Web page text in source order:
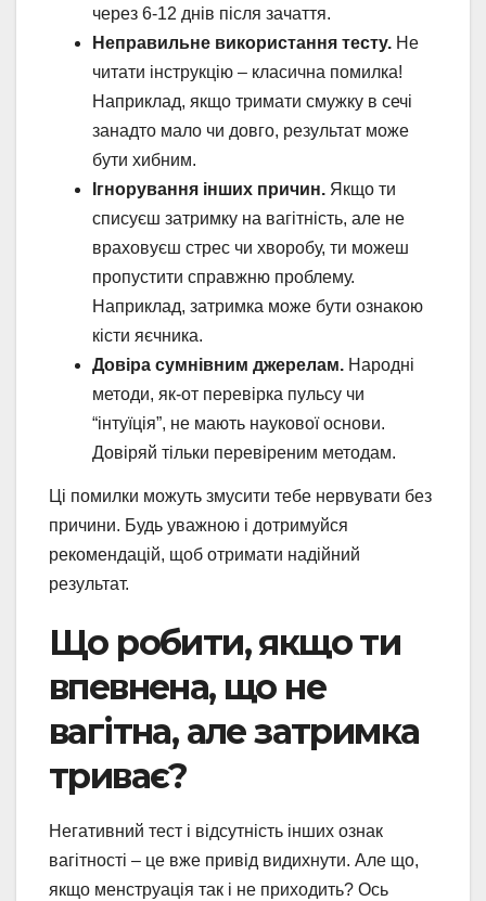
через 6-12 днів після зачаття.
Неправильне використання тесту. Не
читати інструкцію – класична помилка!
Наприклад, якщо тримати смужку в сечі
занадто мало чи довго, результат може
бути хибним.
Ігнорування інших причин. Якщо ти
списуєш затримку на вагітність, але не
враховуєш стрес чи хворобу, ти можеш
пропустити справжню проблему.
Наприклад, затримка може бути ознакою
кісти яєчника.
Довіра сумнівним джерелам. Народні
методи, як-от перевірка пульсу чи
“інтуїція”, не мають наукової основи.
Довіряй тільки перевіреним методам.
Ці помилки можуть змусити тебе нервувати без
причини. Будь уважною і дотримуйся
рекомендацій, щоб отримати надійний
результат.
Що робити, якщо ти
впевнена, що не
вагітна, але затримка
триває?
Негативний тест і відсутність інших ознак
вагітності – це вже привід видихнути. Але що,
якщо менструація так і не приходить? Ось